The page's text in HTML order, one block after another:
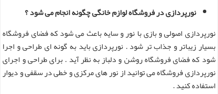
نورپردازی در فروشگاه لوازم خانگی چگونه انجام می شود ؟
نورپردازی اصولی و بازی با نور و سایه باعث می شود که فضای فروشگاه
بسیار زیباتر و جذاب تر شود . نورپردازی باید به گونه ای طراحی و اجرا
شود که فضای فروشگاه روشن و دلباز به نظر آید . برای طراحی و اجرای
نورپردازی فروشگاه می توانید از نور های مرکزی و خطی در سقفی و دیوار
استفاده کنید .